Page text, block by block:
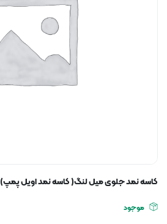
کاسه نمد جلوی میل لنگ( کاسه نمد اویل پمپ)
موجود